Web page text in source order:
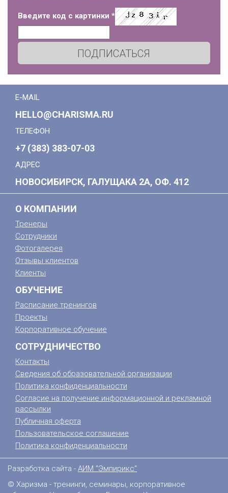
Введите код с картинки *
ПОДПИСАТЬСЯ
E-MAIL
HELLO@CHARISMA.RU
ТЕЛЕФОН
+7 (383) 383-07-03
АДРЕС
НОВОСИБИРСК, ГАЛУЩАКА 2А, ОФ. 412
О КОМПАНИИ
Тренеры
Сотрудники
Фотогалерея
Отзывы клиентов
Клиенты
ОБУЧЕНИЕ
Расписание тренингов
Проекты
Корпоративное обучение
СОТРУДНИЧЕСТВО
Контакты
Сведения об образовательной организации
Политика конфиденциальности
Согласие на получение информационной и рекламной
рассылки
Публичная оферта
Пользовательское соглашение
Политика конфиденциальности
Разработка сайта - АИМ "Эмпирикс"
© Харизма - тренинги, семинары, корпоративное